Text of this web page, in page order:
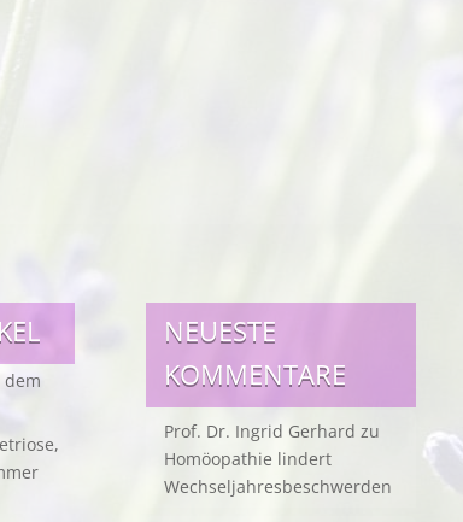
dem
NEUESTE
KOMMENTARE
Prof. Dr. Ingrid Gerhard zu
Homöopathie lindert
Wechseljahresbeschwerden